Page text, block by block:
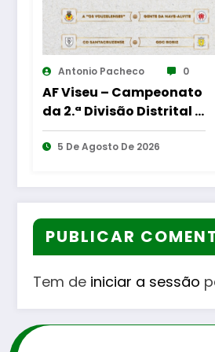
Antonio Pacheco 0
Fornos de Algodres –
Momento de reflexão
“As Tecedeiras – Uma
Questão de Mulheres e
5 De Agosto De 2026
PUBLICAR
Tem de iniciar a sessão